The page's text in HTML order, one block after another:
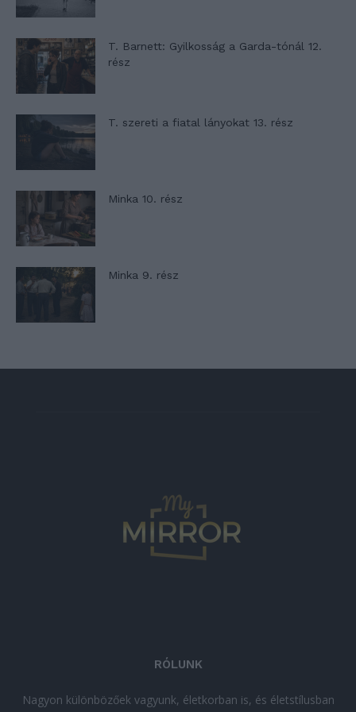
T. Barnett: Gyilkosság a Garda-tónál 12.
rész
T. szereti a fiatal lányokat 13. rész
Minka 10. rész
Minka 9. rész
RÓLUNK
Nagyon különbözőek vagyunk, életkorban is, és életstílusban